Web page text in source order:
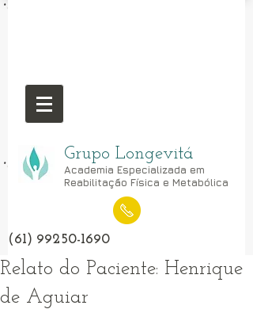
Grupo Longevitá
Academia Especializada em
Reabilitação Física e Metabólica
(61) 99250-1690
Relato do Paciente: Henrique
de Aguiar